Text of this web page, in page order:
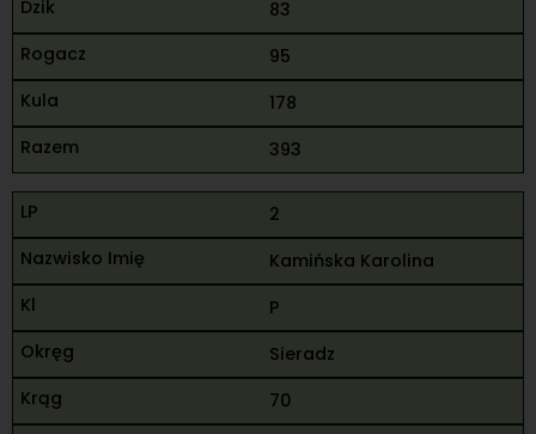
83
95
178
393
2
Kamińska Karolina
P
Sieradz
70